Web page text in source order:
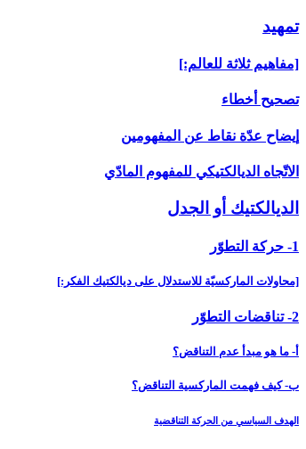
تمهيد
[مفاهيم ثلاثة للعالم:]
تصحيح أخطاء
إيضاح عدّة نقاط عن المفهومين
الاتّجاه الديالكتيكي للمفهوم المادّي
الديالكتيك أو الجدل‏
1- حركة التطوّر
[محاولات الماركسيّة للاستدلال على ديالكتيك الفكر:]
2- تناقضات التطوّر
أ- ما هو مبدأ عدم التناقض؟
ب- كيف فهمت الماركسية التناقض؟
الهدف السياسي من الحركة التناقضية